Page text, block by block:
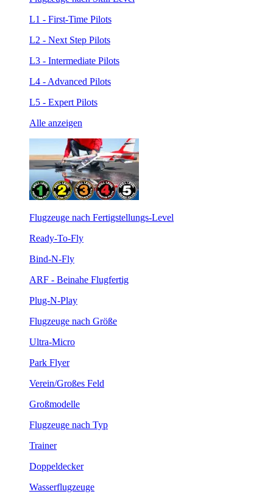
L1 - First-Time Pilots
L2 - Next Step Pilots
L3 - Intermediate Pilots
L4 - Advanced Pilots
L5 - Expert Pilots
Alle anzeigen
Flugzeuge nach Fertigstellungs-Level
Ready-To-Fly
Bind-N-Fly
ARF - Beinahe Flugfertig
Plug-N-Play
Flugzeuge nach Größe
Ultra-Micro
Park Flyer
Verein/Großes Feld
Großmodelle
Flugzeuge nach Typ
Trainer
Doppeldecker
Wasserflugzeuge